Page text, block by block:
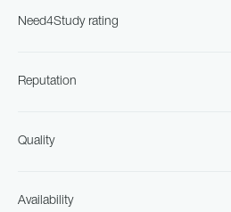
Need4Study rating
Reputation
Quality
Availability